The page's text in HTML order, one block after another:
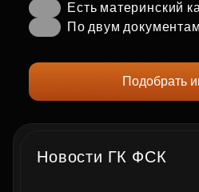
Есть материнский
По двум документам
Подобрать
Новости ГК ФСК